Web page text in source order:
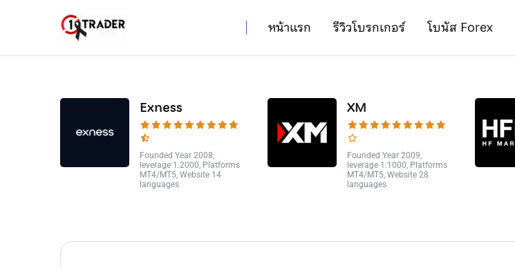
หน้าแรก รีวิวโบรกเกอร์ โบนัส Forex
Exness
Founded Year 2008,
leverage 1:2000, Platforms
MT4/MT5, Website 14
languages
XM
Founded Year 2009,
leverage 1:1000, Platforms
MT4/MT5, Website 28
languages